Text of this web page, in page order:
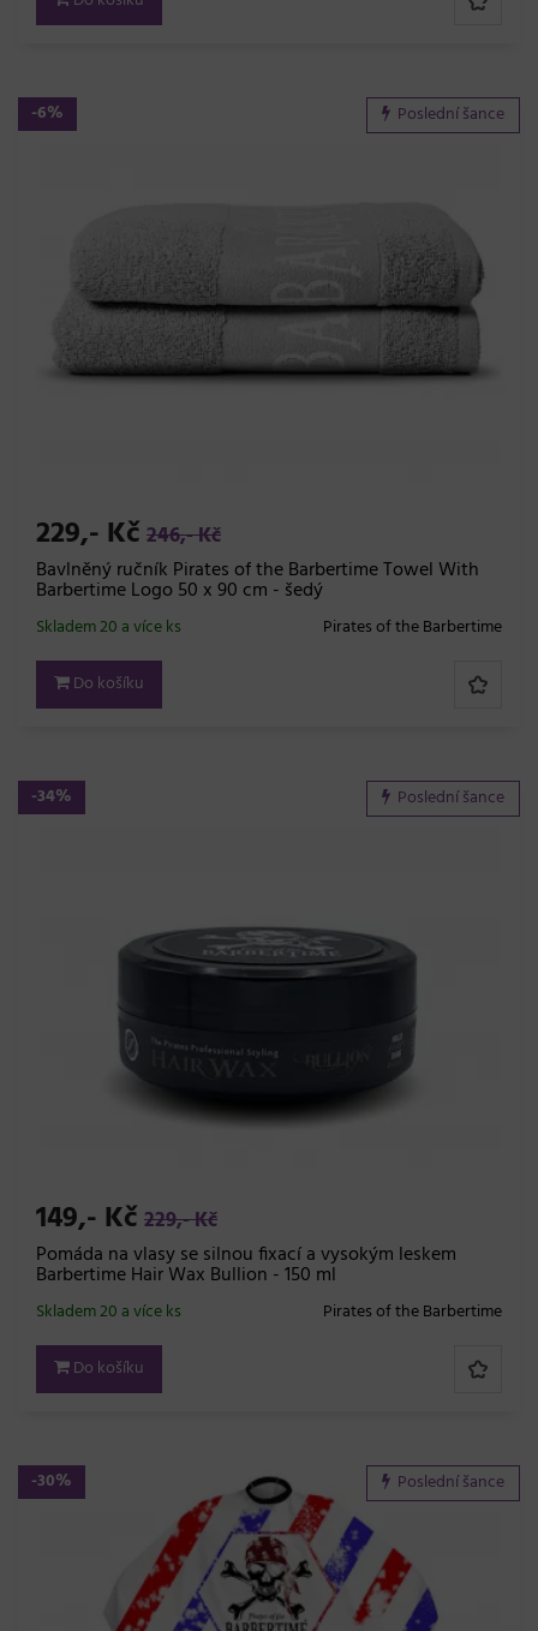
-6% Poslední šance
229,- Kč 246,- Kč
Bavlněný ručník Pirates of the Barbertime Towel With
Barbertime Logo 50 x 90 cm - šedý
Pirates of the Barbertime
Skladem 20 a více ks
Do košíku
-34% Poslední šance
149,- Kč 229,- Kč
Pomáda na vlasy se silnou fixací a vysokým leskem
Barbertime Hair Wax Bullion - 150 ml
Pirates of the Barbertime
Skladem 20 a více ks
Do košíku
-30% Poslední šance